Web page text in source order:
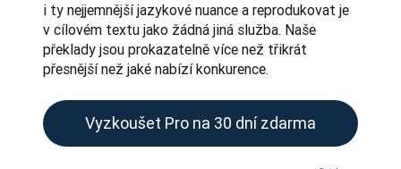
i ty nejjemnější jazykové nuance a reprodukovat je
v cílovém textu jako žádná jiná služba. Naše
překlady jsou prokazatelně více než třikrát
přesnější než jaké nabízí konkurence.
Vyzkoušet Pro na 30 dní zdarma